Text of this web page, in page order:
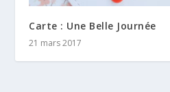
Carte : Une Belle Journée
21 mars 2017